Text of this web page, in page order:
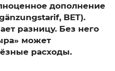
дополнение
BET).
разницу. Без него
может
расходы.